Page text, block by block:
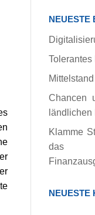
NEUESTE
Tolerantes
Chancen
ländlichen
Klamme
das
NEUESTE